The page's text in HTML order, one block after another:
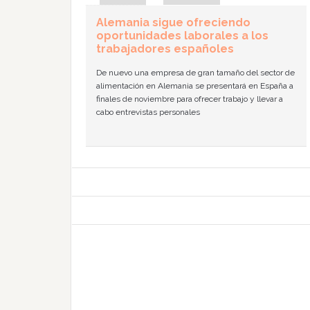
Alemania sigue ofreciendo
oportunidades laborales a los
trabajadores españoles
De nuevo una empresa de gran tamaño del sector de
alimentación en Alemania se presentará en España a
finales de noviembre para ofrecer trabajo y llevar a
cabo entrevistas personales